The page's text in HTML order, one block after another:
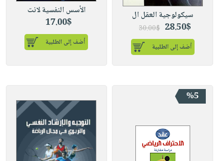
سيكولوجية العقل ال
28.50$
30.00$
أضف إلى الطلبية
الأسس النفسية لانت
17.00$
أضف إلى الطلبية
%5